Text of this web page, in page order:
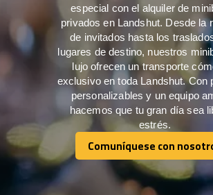
especial con el alquiler de
privados en Landshut. Desde la
de invitados hasta los
lugares de destino, nuestros
lujo ofrecen un transporte
exclusivo en toda Landshut. Con
personalizables y un equipo
hacemos que tu gran día sea
estrés.
Comuníquese con
Comuníquese con